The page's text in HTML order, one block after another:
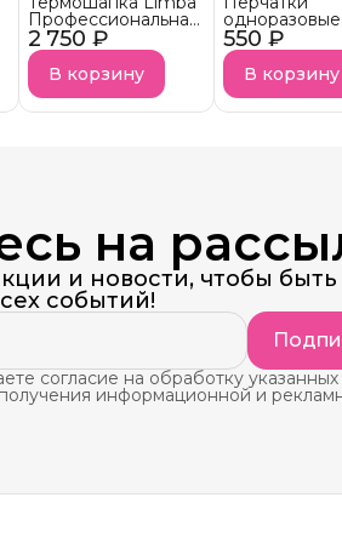
2 750 ₽
Профессиональная
с дисплеем и
таймером HEATING
CAPВ корзину
550 ₽
одноразовые
нитриловые
Фиалка
В корзину
на
и новости, чтобы быть
событий!
согласие на обработку указанных
информационной и